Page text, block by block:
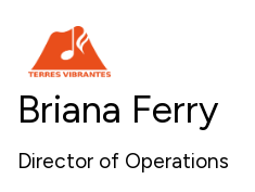
Briana Ferry
Director of Operations